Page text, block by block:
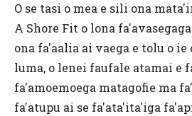
O se tasi o mea e sili ona
A Shore Fit o lona
ona fa'aalia ai vaega e tolu o ie
luma, o lenei faufale atamai e
fa'amoemoega matagofie ma
fa'atupu ai se fa'ata'ita'iga